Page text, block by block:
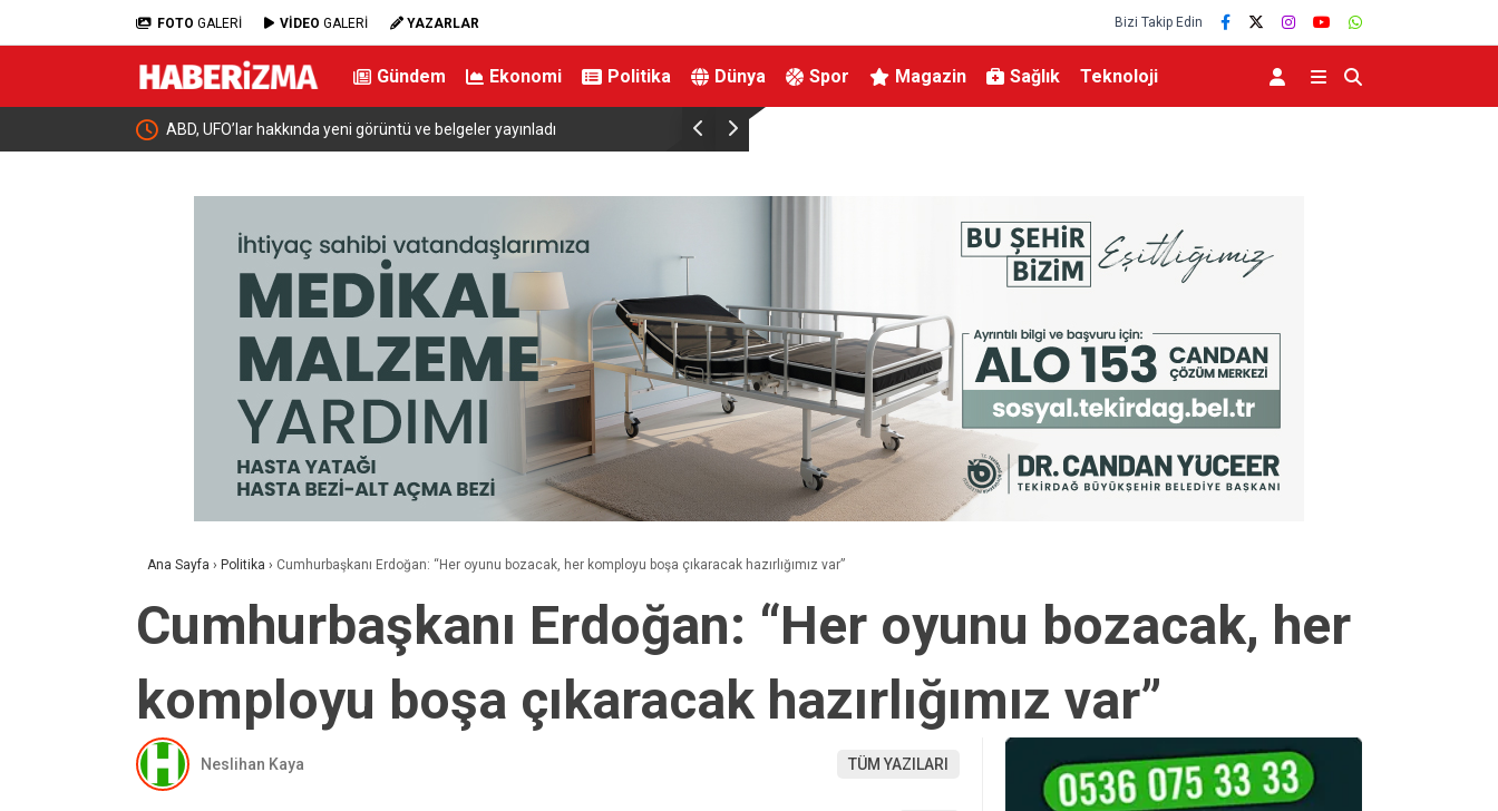
FOTO GALERİ VİDEO GALERİ YAZARLAR Bizi Takip Edin
Gündem Ekonomi Politika Dünya Spor Magazin Sağlık Teknoloji
Çalıntı araçla 10 kilometre kaçtı, 380 bin TL ceza yedi Mekke Ortak Savunma Anlaşması Hakkındaki İddialara Resmi Yanıt
Ana Sayfa › Politika › Cumhurbaşkanı Erdoğan: “Her oyunu bozacak, her komployu boşa çıkaracak hazırlığımız var”
Cumhurbaşkanı Erdoğan: “Her oyunu bozacak, her
komployu boşa çıkaracak hazırlığımız var”
Neslihan Kaya TÜM YAZILARI